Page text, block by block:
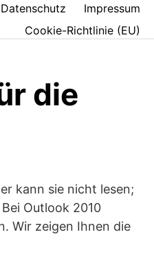
Datenschutz
Impressum
Cookie-Richtlinie (EU)
die
kann sie nicht lesen;
Outlook 2010
Wir zeigen Ihnen die